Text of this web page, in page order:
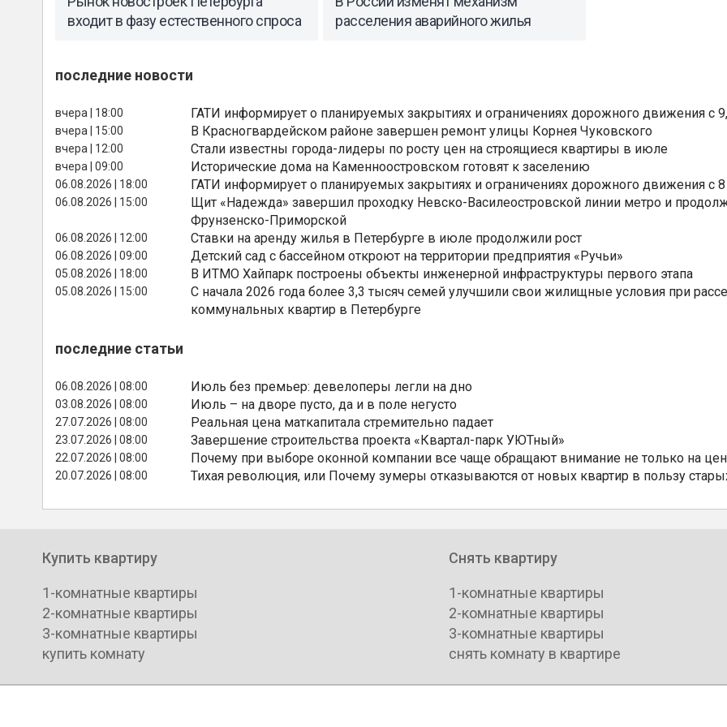
входит в фазу естественного спроса
расселения аварийного жилья
последние новости
вчера | 18:00 ГАТИ информирует о планируемых закрытиях и ограничениях дорожного движения с 9,
вчера | 15:00 В Красногвардейском районе завершен ремонт улицы Корнея Чуковского
вчера | 12:00 Стали известны города-лидеры по росту цен на строящиеся квартиры в июле
вчера | 09:00 Исторические дома на Каменноостровском готовят к заселению
06.08.2026 | 18:00 ГАТИ информирует о планируемых закрытиях и ограничениях дорожного движения с 8
06.08.2026 | 15:00
Щит «Надежда» завершил проходку Невско-Василеостровской линии метро и
Фрунзенско-Приморской
06.08.2026 | 12:00 Ставки на аренду жилья в Петербурге в июле продолжили рост
06.08.2026 | 09:00 Детский сад с бассейном откроют на территории предприятия «Ручьи»
05.08.2026 | 18:00 В ИТМО Хайпарк построены объекты инженерной инфраструктуры первого этапа
05.08.2026 | 15:00
С начала 2026 года более 3,3 тысяч семей улучшили свои жилищные условия при
коммунальных квартир в Петербурге
последние статьи
06.08.2026 | 08:00 Июль без премьер: девелоперы легли на дно
03.08.2026 | 08:00 Июль – на дворе пусто, да и в поле негусто
27.07.2026 | 08:00 Реальная цена маткапитала стремительно падает
23.07.2026 | 08:00 Завершение строительства проекта «Квартал-парк УЮТный»
22.07.2026 | 08:00 Почему при выборе оконной компании все чаще обращают внимание не только на
20.07.2026 | 08:00 Тихая революция, или Почему зумеры отказываются от новых квартир в пользу
Купить квартиру
1-комнатные квартиры
2-комнатные квартиры
3-комнатные квартиры
купить комнату
Снять квартиру
1-комнатные квартиры
2-комнатные квартиры
3-комнатные квартиры
снять комнату в квартире